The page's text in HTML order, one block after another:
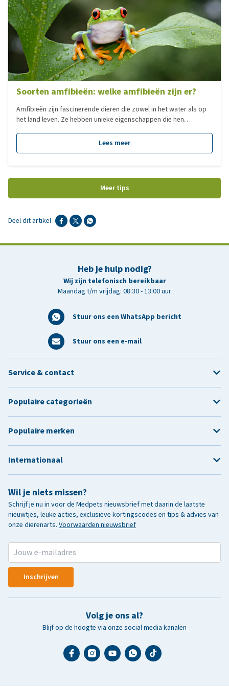
Soorten amfibieën: welke amfibieën zijn er?
Amfibieën zijn fascinerende dieren die zowel in het water als op
het land leven. Ze hebben unieke eigenschappen die hen
welke soorten amfibieën er zijn, hoe ze leven en welke je
eventueel als huisdier kunt houden.
Lees meer
Meer tips
Deel dit artikel
Heb je hulp nodig?
Wij zijn telefonisch bereikbaar
Maandag t/m vrijdag: 08:30 - 13:00 uur
Stuur ons een WhatsApp bericht
Stuur ons een e-mail
Wil je niets missen?
Schrijf je nu in voor de Medpets nieuwsbrief met daarin de laatste
nieuwtjes, leuke acties, exclusieve kortingscodes en tips & advies van
onze dierenarts. Voorwaarden nieuwsbrief
Inschrijven
Volg je ons al?
Blijf op de hoogte via onze social media kanalen
Service & contact
Populaire categorieën
Populaire merken
Internationaal